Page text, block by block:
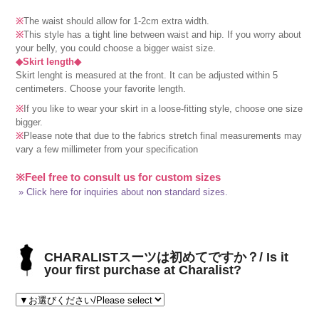
※The waist should allow for 1-2cm extra width.
※This style has a tight line between waist and hip. If you worry about
your belly, you could choose a bigger waist size.
◆Skirt length◆
Skirt lenght is measured at the front. It can be adjusted within 5
centimeters. Choose your favorite length.
※If you like to wear your skirt in a loose-fitting style, choose one size
bigger.
※Please note that due to the fabrics stretch final measurements may
vary a few millimeter from your specification
※Feel free to consult us for custom sizes
» Click here for inquiries about non standard sizes.
CHARALISTスーツは初めてですか？/ Is it
your first purchase at Charalist?